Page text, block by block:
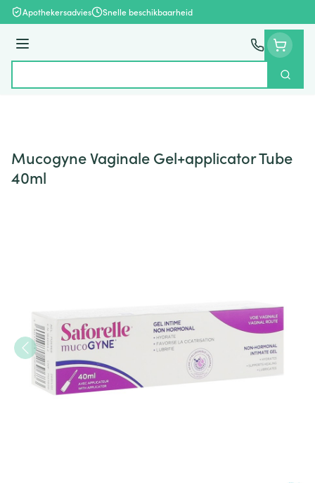
Ga naar de inhoud
Apothekersadvies Snelle beschikbaarheid
Menu
Zoek
Mucogyne Vaginale Gel+applicator Tube
40ml